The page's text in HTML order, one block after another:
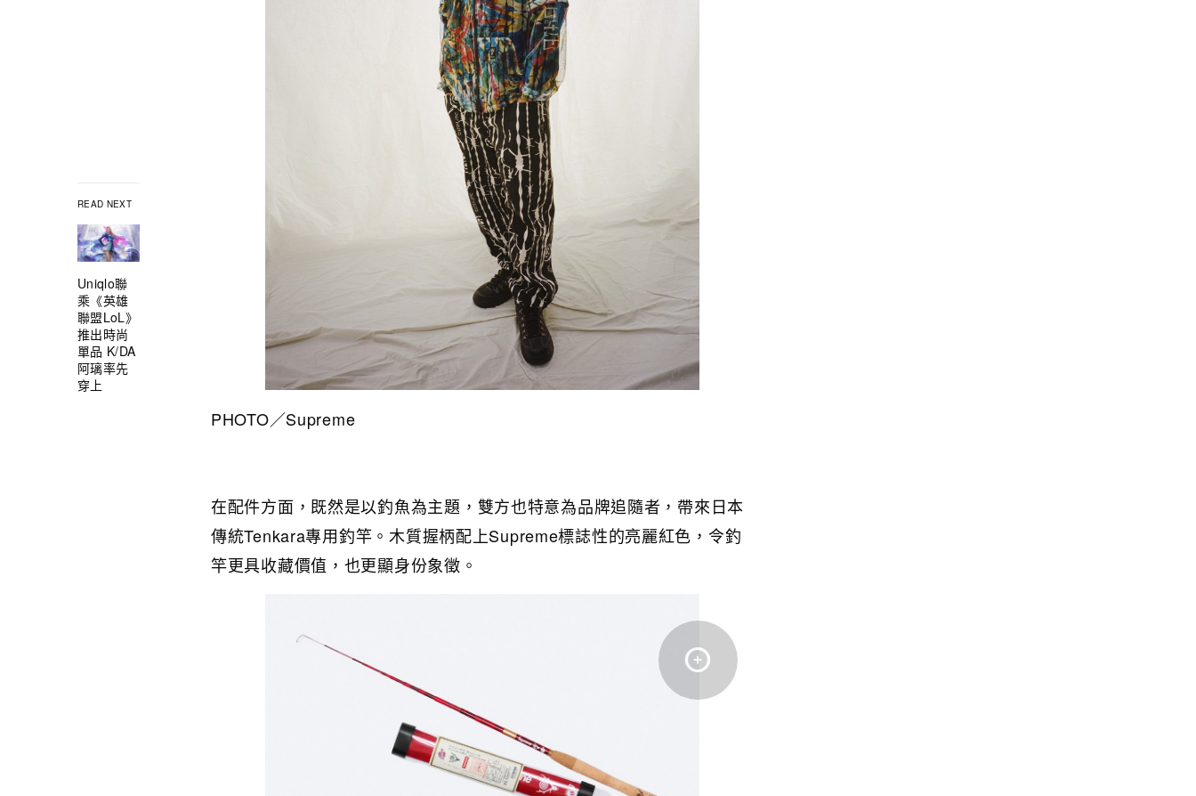
READ NEXT
Uniqlo聯
乘《英雄
聯盟LoL》
推出時尚
單品 K/DA
阿璃率先
穿上
PHOTO／Supreme
在配件方面，既然是以釣魚為主題，雙方也特意為品牌追隨者，帶來日本
傳統Tenkara專用釣竿。木質握柄配上Supreme標誌性的亮麗紅色，令釣
竿更具收藏價值，也更顯身份象徵。